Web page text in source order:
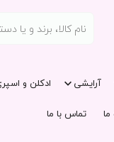
آرایشی ادکلن و
ما تماس با ما